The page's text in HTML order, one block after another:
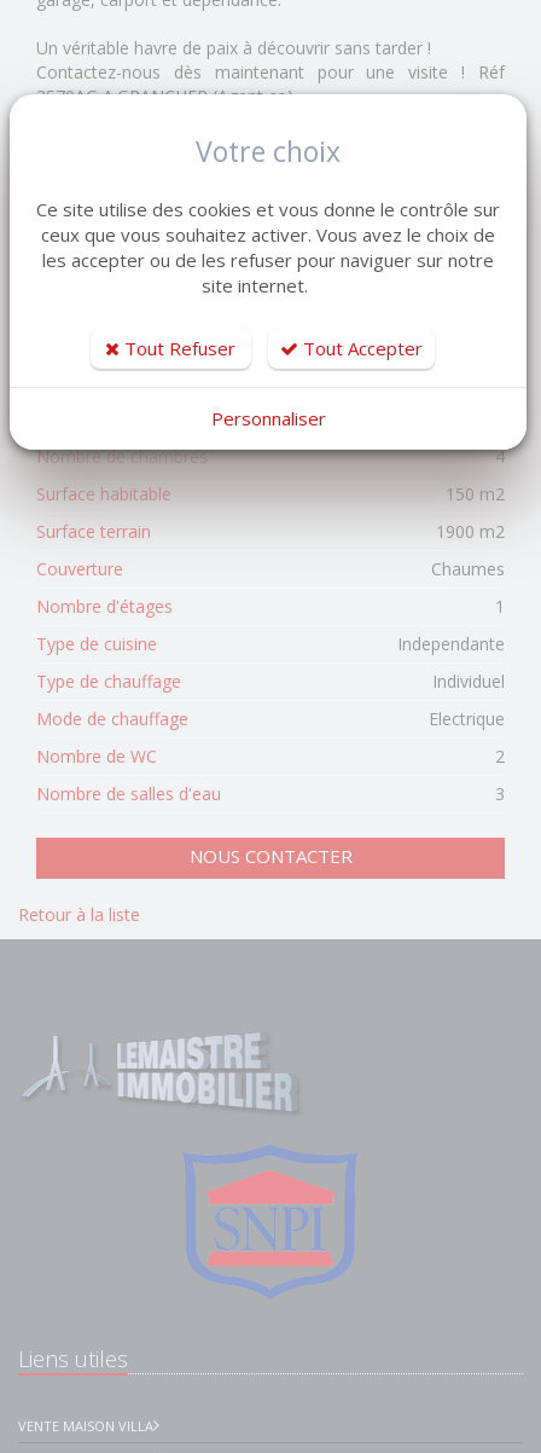
Un véritable havre de paix à découvrir sans tarder !
Contactez-nous dès maintenant pour une visite ! Réf
3570AG A.GRANCHER (Agent co)
Les informations sur les risques auxquels ce bien est
https://www.georisques.gouv.fr
399 000 €
AFFICHER LES CARACTÉRISTIQUES DPE / GES
Nombre de chambres
4
Surface habitable
150 m2
Surface terrain
1900 m2
Couverture
Chaumes
Nombre d'étages
1
Type de cuisine
Independante
Type de chauffage
Individuel
Mode de chauffage
Electrique
Nombre de WC
2
Nombre de salles d'eau
3
NOUS CONTACTER
Retour à la liste
Liens utiles
VENTE MAISON VILLA
Votre choix
Ce site utilise des cookies et vous donne le contrôle sur
ceux que vous souhaitez activer. Vous avez le choix de
les accepter ou de les refuser pour naviguer sur notre
site internet.
Tout Refuser Tout Accepter
Personnaliser